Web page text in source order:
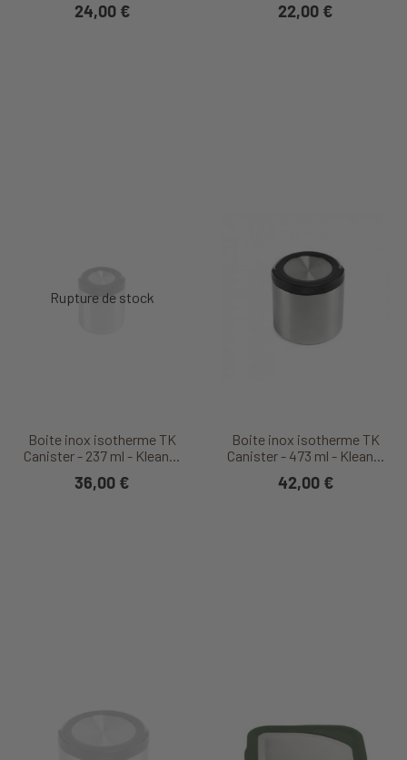
24,00 € 22,00 €
Boite inox isotherme TK
Canister - 237 ml - Klean...
36,00 €
Boite inox isotherme TK
Canister - 473 ml - Klean...
42,00 €